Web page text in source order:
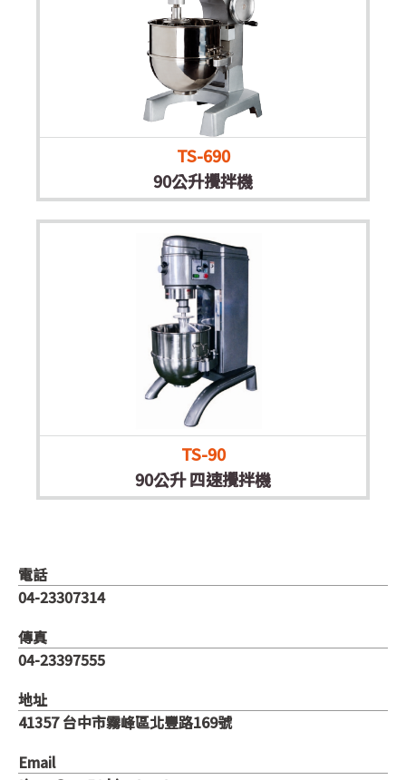
TS-690
90公升攪拌機
TS-90
90公升 四速攪拌機
電話
04-23307314
傳真
04-23397555
地址
41357 台中市霧峰區北豐路169號
Email